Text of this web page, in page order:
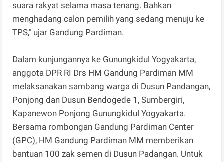
suara rakyat selama masa tenang. Bahkan
menghadang calon pemilih yang sedang menuju ke
TPS," ujar Gandung Pardiman.
Dalam kunjungannya ke Gunungkidul Yogyakarta,
anggota DPR RI Drs HM Gandung Pardiman MM
melaksanakan sambang warga di Dusun Pandangan,
Ponjong dan Dusun Bendogede 1, Sumbergiri,
Kapanewon Ponjong Gunungkidul Yogyakarta.
Bersama rombongan Gandung Pardiman Center
(GPC), HM Gandung Pardiman MM memberikan
bantuan 100 zak semen di Dusun Padangan. Untuk